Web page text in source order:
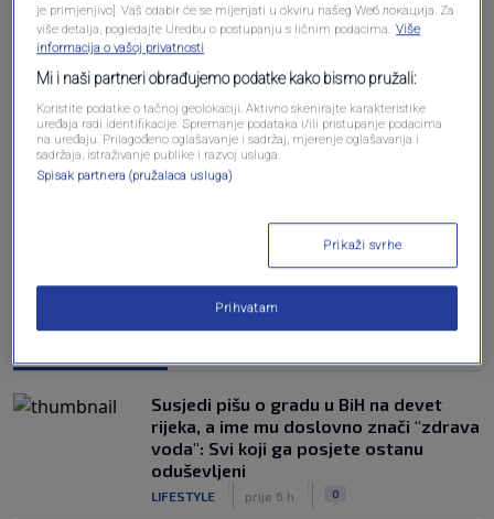
Oglas
Susjedi pišu o gradu u BiH na devet
rijeka, a ime mu doslovno znači "zdrava
voda": Svi koji ga posjete ostanu
oduševljeni
LIFESTYLE prije 6 h 0
je primjenjivo]. Vaš odabir će se mijenjati u okviru našeg Wеб локација. Za
više detalja, pogledajte Uredbu o postupanju s ličnim podacima. Više
informacija o vašoj privatnosti
Mi i naši partneri obrađujemo podatke kako bismo pružali:
Koristite podatke o tačnoj geolokaciji. Aktivno skenirajte karakteristike
uređaja radi identifikacije. Spremanje podataka i/ili pristupanje podacima
na uređaju. Prilagođeno oglašavanje i sadržaj, mjerenje oglašavanja i
sadržaja, istraživanje publike i razvoj usluga.
Spisak partnera (pružalaca usluga)
Prikaži svrhe
Prihvatam